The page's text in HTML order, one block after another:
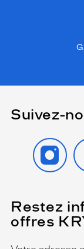
Suivez-
Restez
offres
Name
(Ce
champ
est
obligatoire)